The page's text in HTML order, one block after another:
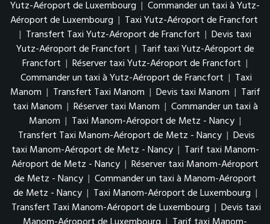
Yutz-Aéroport de Luxembourg | Commander un taxi à Yutz-
Aéroport de Luxembourg | Taxi Yutz-Aéroport de Francfort
| Transfert Taxi Yutz-Aéroport de Francfort | Devis taxi
Yutz-Aéroport de Francfort | Tarif taxi Yutz-Aéroport de
Francfort | Réserver taxi Yutz-Aéroport de Francfort |
Commander un taxi à Yutz-Aéroport de Francfort | Taxi
Manom | Transfert Taxi Manom | Devis taxi Manom | Tarif
taxi Manom | Réserver taxi Manom | Commander un taxi à
Manom | Taxi Manom-Aéroport de Metz - Nancy |
Transfert Taxi Manom-Aéroport de Metz - Nancy | Devis
taxi Manom-Aéroport de Metz - Nancy | Tarif taxi Manom-
Aéroport de Metz - Nancy | Réserver taxi Manom-Aéroport
de Metz - Nancy | Commander un taxi à Manom-Aéroport
de Metz - Nancy | Taxi Manom-Aéroport de Luxembourg |
Transfert Taxi Manom-Aéroport de Luxembourg | Devis taxi